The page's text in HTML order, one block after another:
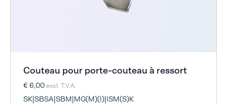
Couteau pour porte-couteau à ressort
€ 6,00excl. T.V.A.
SK|SBSA|SBM|MG(M)(I)|ISM(S)K